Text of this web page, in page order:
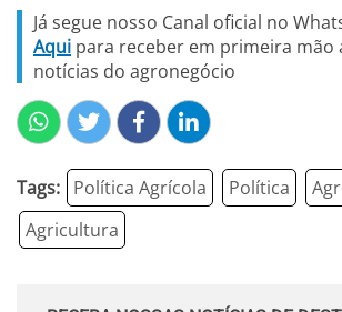
Já segue nosso Canal oficial no
Aqui para receber em primeira mão
notícias do agronegócio
Tags: Política Agrícola Política
Agricultura